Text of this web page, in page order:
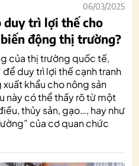
06/03/2025
duy trì lợi thế cho
động thị trường?
của thị trường quốc tế,
duy trì lợi thế cạnh tranh
khẩu cho nông sản
này có thể thấy rõ từ một
thủy sản, gạo…, hay như
của cơ quan chức